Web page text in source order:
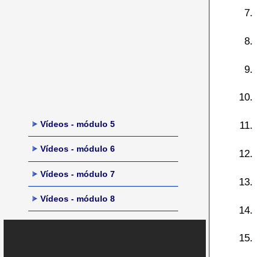
Vídeos - módulo 5
Vídeos - módulo 6
Vídeos - módulo 7
Vídeos - módulo 8